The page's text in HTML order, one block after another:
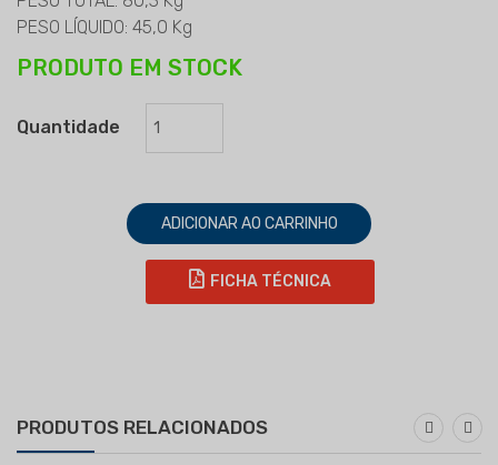
PESO LÍQUIDO: 45,0 Kg
PRODUTO EM STOCK
Quantidade
ADICIONAR AO CARRINHO
FICHA TÉCNICA
PRODUTOS RELACIONADOS